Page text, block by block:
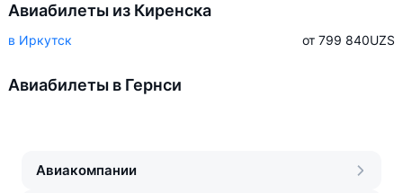
Авиабилеты из Киренска
в Иркутск от 799 840UZS
Авиабилеты в Гернси
Авиакомпании